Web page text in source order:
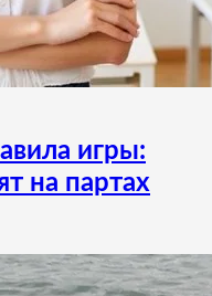
игры:
на партах